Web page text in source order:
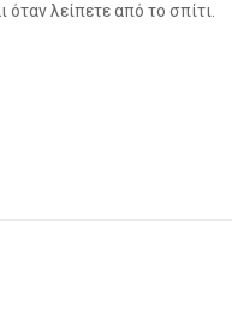
λείπετε από το σπίτι.